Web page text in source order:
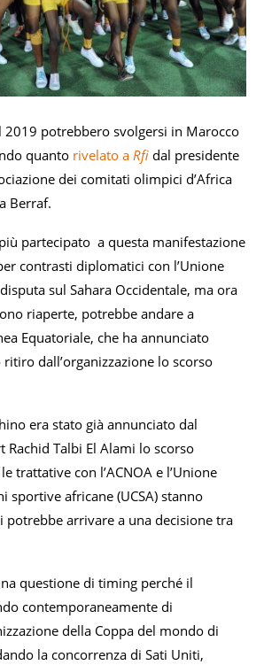
2019 potrebbero svolgersi in Marocco
quanto rivelato a Rfi dal presidente
dei comitati olimpici d’Africa
Berraf.
partecipato a questa manifestazione
contrasti diplomatici con l’Unione
sul Sahara Occidentale, ma ora
riaperte, potrebbe andare a
Equatoriale, che ha annunciato
dall’organizzazione lo scorso
era stato già annunciato dal
Talbi El Alami lo scorso
trattative con l’ACNOA e l’Unione
sportive africane (UCSA) stanno
potrebbe arrivare a una decisione tra
questione di timing perché il
contemporaneamente di
della Coppa del mondo di
la concorrenza di Sati Uniti,